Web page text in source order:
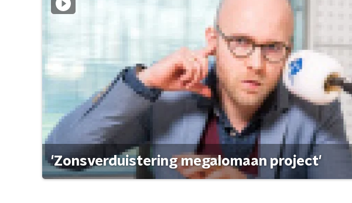
'Zonsverduistering megalomaan project'